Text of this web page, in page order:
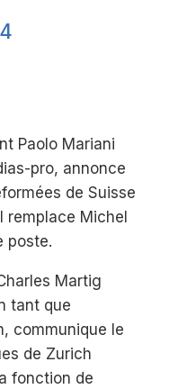
Paolo Mariani
pro, annonce
de Suisse
remplace Michel
poste.
Martig
tant que
communique le
de Zurich
fonction de